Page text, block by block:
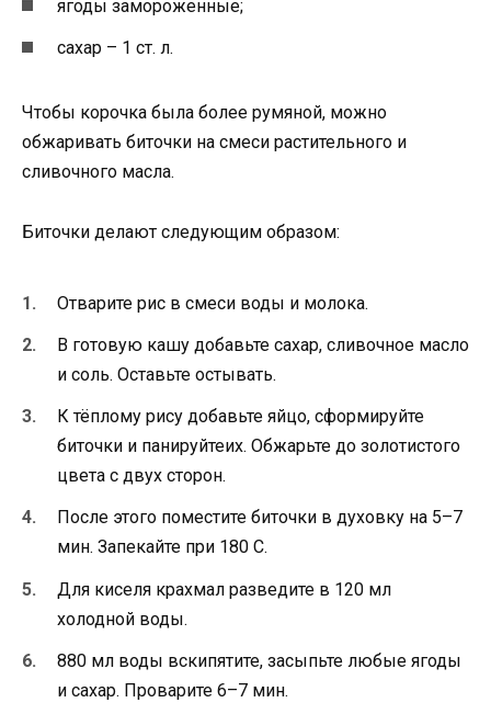
ягоды замороженные;
сахар – 1 ст. л.
Чтобы корочка была более румяной, можно
обжаривать биточки на смеси растительного и
сливочного масла.
Биточки делают следующим образом:
Отварите рис в смеси воды и молока.
В готовую кашу добавьте сахар, сливочное масло
и соль. Оставьте остывать.
К тёплому рису добавьте яйцо, сформируйте
биточки и панируйтеих. Обжарьте до золотистого
цвета с двух сторон.
После этого поместите биточки в духовку на 5–7
мин. Запекайте при 180 С.
Для киселя крахмал разведите в 120 мл
холодной воды.
880 мл воды вскипятите, засыпьте любые ягоды
и сахар. Проварите 6–7 мин.